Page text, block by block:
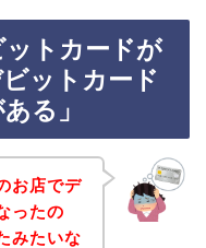
トカードが
ットカード
る」
お店でデ
ったの
みたいな